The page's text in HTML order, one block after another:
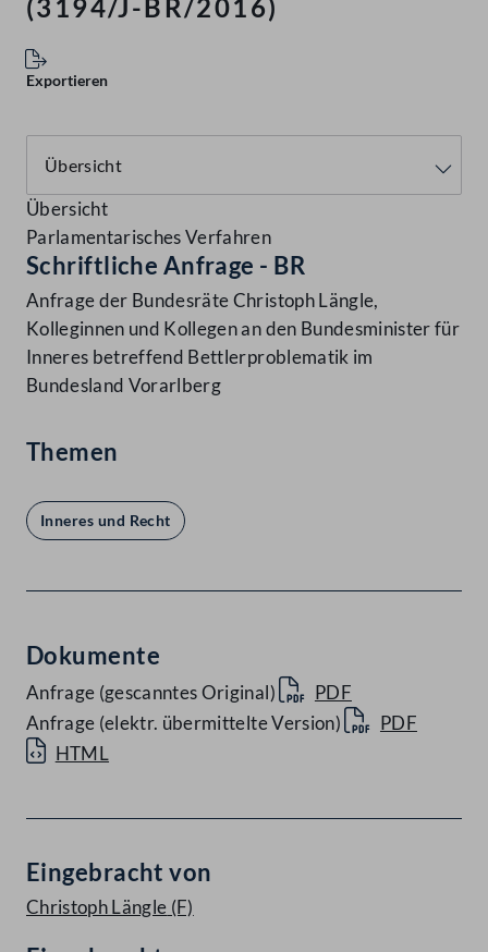
(3194/J-BR/2016)
Exportieren
Übersicht
Parlamentarisches Verfahren
Schriftliche Anfrage - BR
Anfrage der Bundesräte Christoph Längle,
Kolleginnen und Kollegen an den Bundesminister für
Inneres betreffend Bettlerproblematik im
Bundesland Vorarlberg
Themen
Inneres und Recht
Dokumente
Anfrage (gescanntes Original)
PDF
Anfrage (elektr. übermittelte Version)
PDF
HTML
Eingebracht von
Christoph Längle (F)